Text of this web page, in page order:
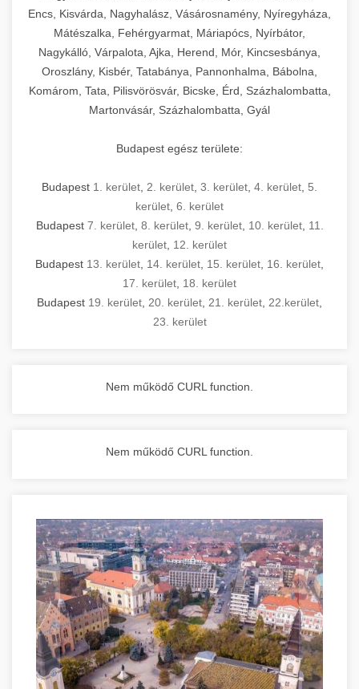
Encs, Kisvárda, Nagyhalász, Vásárosnamény, Nyíregyháza,
Mátészalka, Fehérgyarmat, Máriapócs, Nyírbátor,
Nagykálló, Várpalota, Ajka, Herend, Mór, Kincsesbánya,
Oroszlány, Kisbér, Tatabánya, Pannonhalma, Bábolna,
Komárom, Tata, Pilisvörösvár, Bicske, Érd, Százhalombatta,
Martonvásár, Százhalombatta, Gyál
Budapest egész területe:
Budapest 1. kerület 2. kerület 3. kerület 4. kerület 5.
kerület 6. kerület
Budapest 7. kerület, 8. kerület, 9. kerület, 10. kerület, 11.
kerület 12. kerület
Budapest 13. kerület 14. kerület 15. kerület 16. kerület
17. kerület 18. kerület
Budapest 19. kerület 20. kerület 21. kerület 22.kerület
23. kerület
Nem működő CURL function.
Nem működő CURL function.